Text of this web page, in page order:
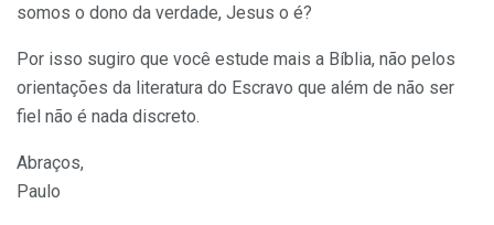
somos o dono da verdade, Jesus o é?
Por isso sugiro que você estude mais a Bíblia, não pelos
orientações da literatura do Escravo que além de não ser
fiel não é nada discreto.
Abraços,
Paulo